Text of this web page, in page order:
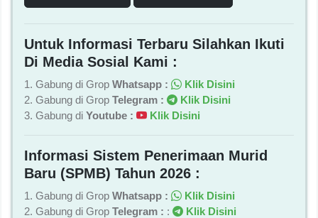
Untuk Informasi Terbaru Silahkan Ikuti
Di Media Sosial Kami :
1. Gabung di Grop Whatsapp :
Klik Disini
2. Gabung di Grop Telegram :
Klik Disini
3. Gabung di Youtube : Klik Disini
Informasi Sistem Penerimaan Murid
Baru (SPMB) Tahun 2026 :
1. Gabung di Grop Whatsapp :
Klik Disini
2. Gabung di Grop Telegram : :
Klik Disini